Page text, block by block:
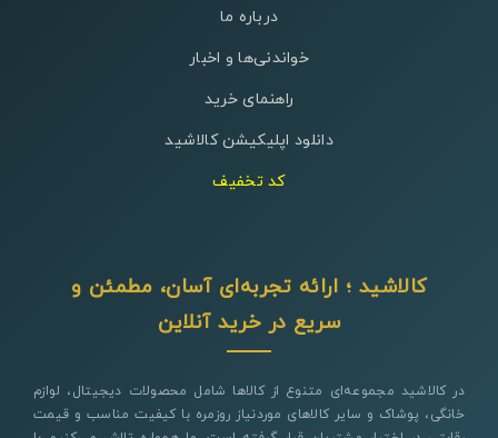
درباره ما
خواندنی‌ها و اخبار
راهنمای خرید
دانلود اپلیکیشن کالاشید
کد تخفیف
کالاشید ؛ ارائه تجربه‌ای آسان، مطمئن و
سریع در خرید آنلاین
در کالاشید مجموعه‌ای متنوع از کالاها شامل محصولات دیجیتال، لوازم
خانگی، پوشاک و سایر کالاهای موردنیاز روزمره با کیفیت مناسب و قیمت